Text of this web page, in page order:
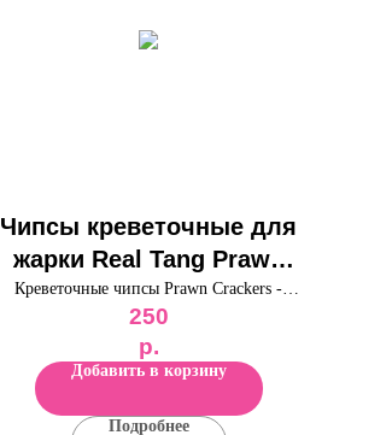
Чипсы креветочные для
жарки Real Tang Prawn
Crackers 227г
Креветочные чипсы Prawn Crackers -
быстрая хрустящая закуска.
Способ приготовления:
Сильно нагреть сковородку с
растительным маслом и поочередно
обжаривать каждый листик (если держать
250
р.
Добавить в корзину
Подробнее